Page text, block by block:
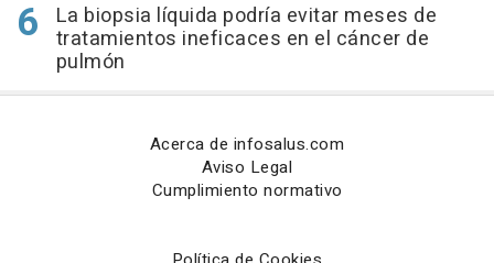
La biopsia líquida podría evitar meses de
tratamientos ineficaces en el cáncer de
pulmón
Acerca de infosalus.com
Aviso Legal
Cumplimiento normativo